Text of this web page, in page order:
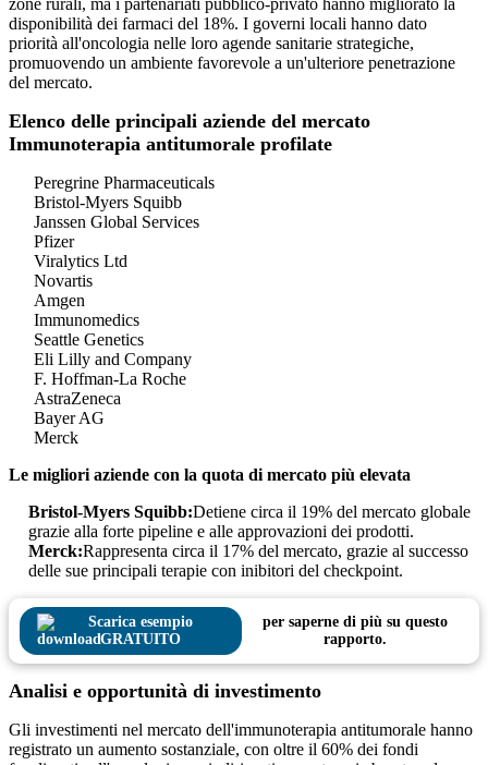
zone rurali, ma i partenariati pubblico-privato hanno migliorato la
disponibilità dei farmaci del 18%. I governi locali hanno dato
priorità all'oncologia nelle loro agende sanitarie strategiche,
promuovendo un ambiente favorevole a un'ulteriore penetrazione
del mercato.
Elenco delle principali aziende del mercato
Immunoterapia antitumorale profilate
Peregrine Pharmaceuticals
Bristol-Myers Squibb
Janssen Global Services
Pfizer
Viralytics Ltd
Novartis
Amgen
Immunomedics
Seattle Genetics
Eli Lilly and Company
F. Hoffman-La Roche
AstraZeneca
Bayer AG
Merck
Le migliori aziende con la quota di mercato più elevata
Bristol-Myers Squibb:Detiene circa il 19% del mercato globale
grazie alla forte pipeline e alle approvazioni dei prodotti.
Merck:Rappresenta circa il 17% del mercato, grazie al successo
delle sue principali terapie con inibitori del checkpoint.
Scarica esempio
GRATUITO
per saperne di più su questo
rapporto.
Analisi e opportunità di investimento
Gli investimenti nel mercato dell'immunoterapia antitumorale hanno
registrato un aumento sostanziale, con oltre il 60% dei fondi